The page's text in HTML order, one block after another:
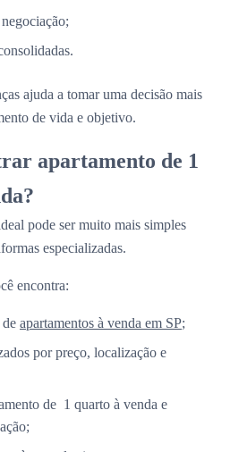
ajuda a tomar uma decisão mais
de vida e objetivo.
apartamento de 1
pode ser muito mais simples
especializadas.
encontra:
apartamentos à venda em SP;
por preço, localização e
de 1 quarto à venda e